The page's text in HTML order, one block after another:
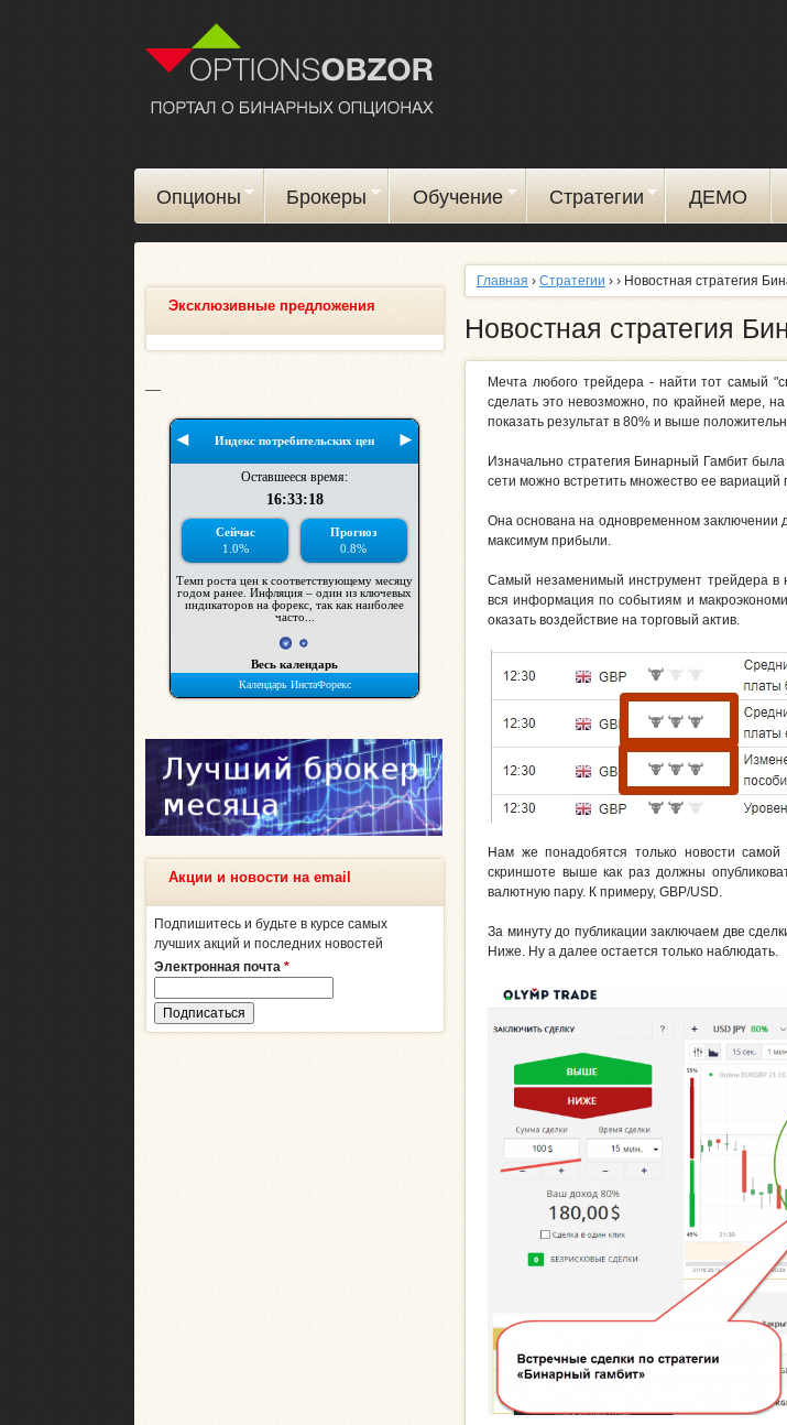
Опционы Брокеры Обучение Стратегии ДЕМО
Главная › Стратегии › › Новостная стратегия
Новостная стратегия
Мечта любого трейдера - найти тот самый
сделать это невозможно, по крайней мере,
показать результат в 80% и выше
Изначально стратегия Бинарный Гамбит
сети можно встретить множество ее
Она основана на одновременном заключении
максимум прибыли.
Самый незаменимый инструмент трейдера в
вся информация по событиям и
оказать воздействие на торговый актив.
Нам же понадобятся только новости
скриншоте выше как раз должны
валютную пару. К примеру, GBP/USD.
За минуту до публикации заключаем две
Ниже. Ну а далее остается только наблюдать.
Эксклюзивные предложения
Акции и новости на email
Подпишитесь и будьте в курсе самых
лучших акций и последних новостей
Электронная почта *